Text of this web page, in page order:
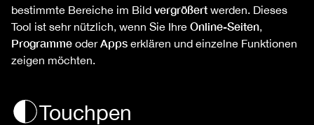
bestimmte Bereiche im Bild vergrößert werden. Dieses
Tool ist sehr nützlich, wenn Sie Ihre Online-Seiten
Programme oderApps erklären und einzelne Funktionen
zeigen möchten.
Touchpen